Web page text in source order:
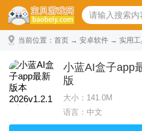
当前位置： 首页 → 安卓软件 → 实用
小蓝AI盒子app
版
大小： 141.0M
语言：中文